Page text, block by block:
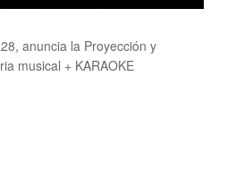
anuncia la Proyección y
musical + KARAOKE